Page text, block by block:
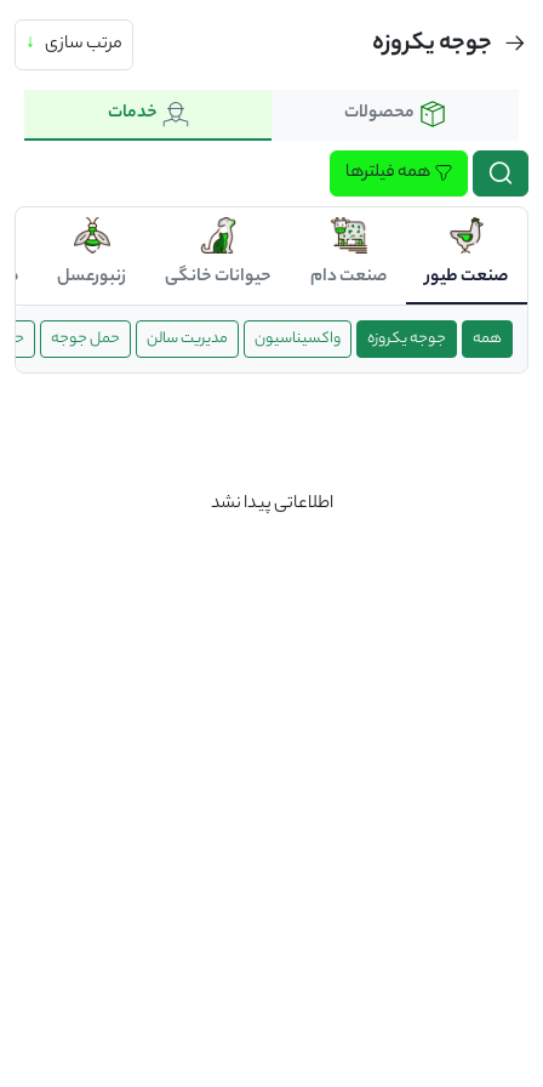
جوجه یکروزه مرتب سازی ↓
محصولات خدمات
همه فیلترها
صنعت طیور صنعت دام حیوانات خانگی زنبورعسل
همه جوجه یکروزه واکسیناسیون مدیریت سالن حمل جوجه
اطلاعاتی پیدا نشد